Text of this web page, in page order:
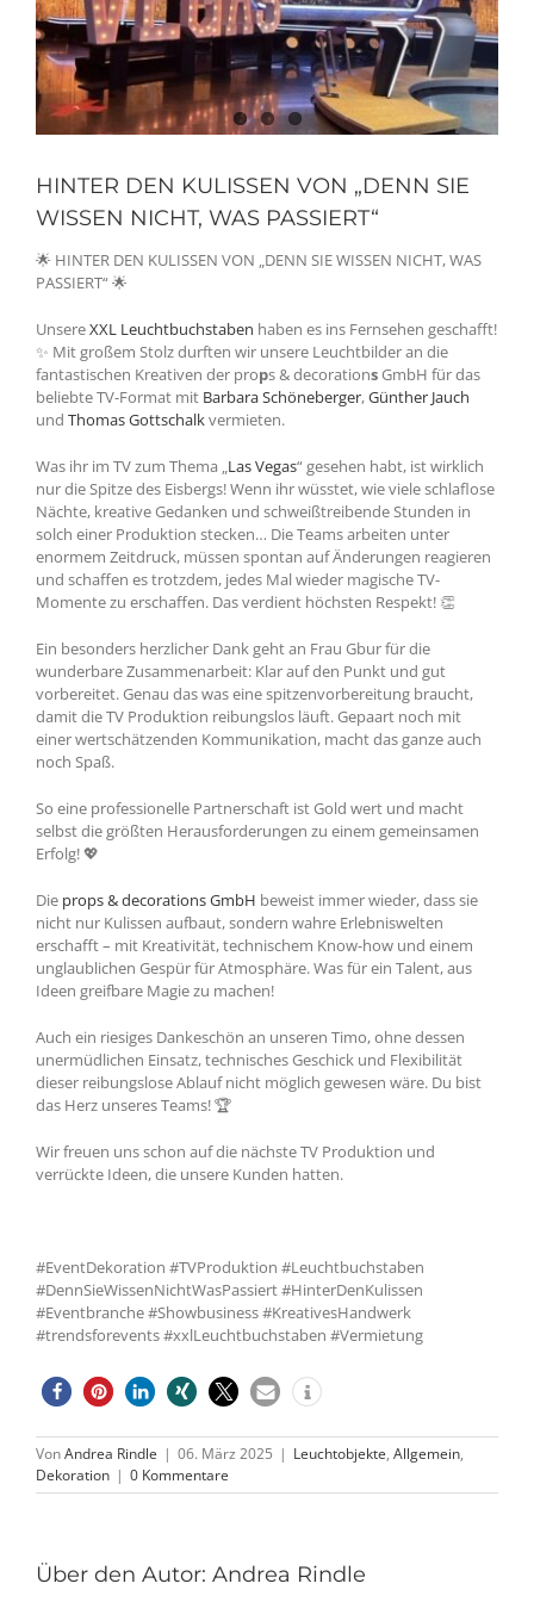
HINTER DEN KULISSEN VON „DENN SIE
WISSEN NICHT, WAS PASSIERT“
🌟 HINTER DEN KULISSEN VON „DENN SIE WISSEN NICHT, WAS
PASSIERT“ 🌟
UnsereXXL Leuchtbuchstaben haben es ins Fernsehen geschafft!
✨ Mit großem Stolz durften wir unsere Leuchtbilder an die
fantastischen Kreativen der props & decorationsGmbH für das
beliebte TV-Format mit Barbara Schöneberger,Günther Jauch
und Thomas Gottschalkvermieten.
Was ihr im TV zum Thema „Las Vegas“ gesehen habt, ist wirklich
nur die Spitze des Eisbergs! Wenn ihr wüsstet, wie viele schlaflose
Nächte, kreative Gedanken und schweißtreibende Stunden in
solch einer Produktion stecken… Die Teams arbeiten unter
enormem Zeitdruck, müssen spontan auf Änderungen reagieren
und schaffen es trotzdem, jedes Mal wieder magische TV-
Momente zu erschaffen. Das verdient höchsten Respekt! 👏
Ein besonders herzlicher Dank geht an Frau Gbur für die
wunderbare Zusammenarbeit: Klar auf den Punkt und gut
vorbereitet. Genau das was eine spitzenvorbereitung braucht,
damit die TV Produktion reibungslos läuft. Gepaart noch mit
einer wertschätzenden Kommunikation, macht das ganze auch
noch Spaß.
So eine professionelle Partnerschaft ist Gold wert und macht
selbst die größten Herausforderungen zu einem gemeinsamen
Erfolg! 💖
Die props & decorations GmbH beweist immer wieder, dass sie
nicht nur Kulissen aufbaut, sondern wahre Erlebniswelten
erschafft – mit Kreativität, technischem Know-how und einem
unglaublichen Gespür für Atmosphäre. Was für ein Talent, aus
Ideen greifbare Magie zu machen!
Auch ein riesiges Dankeschön an unseren Timo, ohne dessen
unermüdlichen Einsatz, technisches Geschick und Flexibilität
dieser reibungslose Ablauf nicht möglich gewesen wäre. Du bist
das Herz unseres Teams! 🏆
Wir freuen uns schon auf die nächste TV Produktion und
verrückte Ideen, die unsere Kunden hatten.
#EventDekoration #TVProduktion #Leuchtbuchstaben
#DennSieWissenNichtWasPassiert #HinterDenKulissen
#Eventbranche #Showbusiness #KreativesHandwerk
#trendsforevents #xxlLeuchtbuchstaben #Vermietung
VonAndrea Rindle | 06. März 2025 | Leuchtobjekte, Allgemein,
Dekoration | 0 Kommentare
Über den Autor: Andrea Rindle